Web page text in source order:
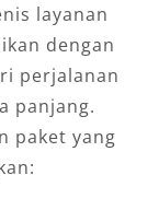
CVT
performa
Fitur
sunroof,
layanan
dengan
perjalanan
panjang.
paket yang